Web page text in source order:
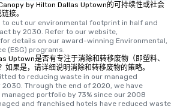
by Hilton Dallas Uptown的可持续性或社会
接。
cut our environmental footprint in half and
by 2030. Refer to our website,
details on our award-winning Environmental,
(ESG) programs.
Uptown是否有专注于消除和转移废物（即塑料、
如果是，请详细说明消除和转移废物的策略。
to reducing waste in our managed
2030. Through the end of 2020, we have
portfolio by 73% since our 2008
and franchised hotels have reduced waste